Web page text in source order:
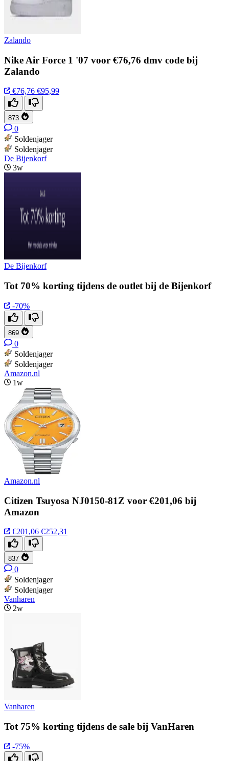
Zalando
Nike Air Force 1 '07 voor €76,76 dmv code bij
Zalando
€76,76 €95,99
873
0
Soldenjager
Soldenjager
De Bijenkorf
3w
De Bijenkorf
Tot 70% korting tijdens de outlet bij de Bijenkorf
-70%
869
0
Soldenjager
Soldenjager
Amazon.nl
1w
Amazon.nl
Citizen Tsuyosa NJ0150-81Z voor €201,06 bij
Amazon
€201,06 €252,31
837
0
Soldenjager
Soldenjager
Vanharen
2w
Vanharen
Tot 75% korting tijdens de sale bij VanHaren
-75%